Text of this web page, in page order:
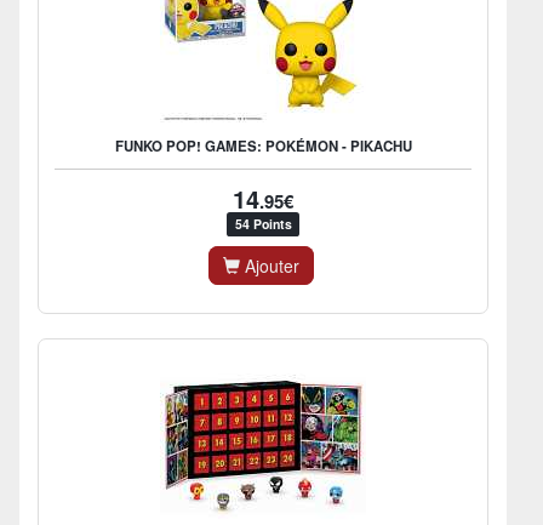
FUNKO POP! GAMES: POKÉMON - PIKACHU
14.95€
54 Points
Ajouter